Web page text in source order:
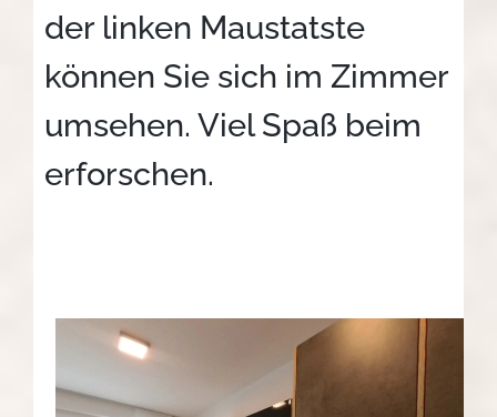
der linken Maustatste
können Sie sich im Zimmer
umsehen. Viel Spaß beim
erforschen.